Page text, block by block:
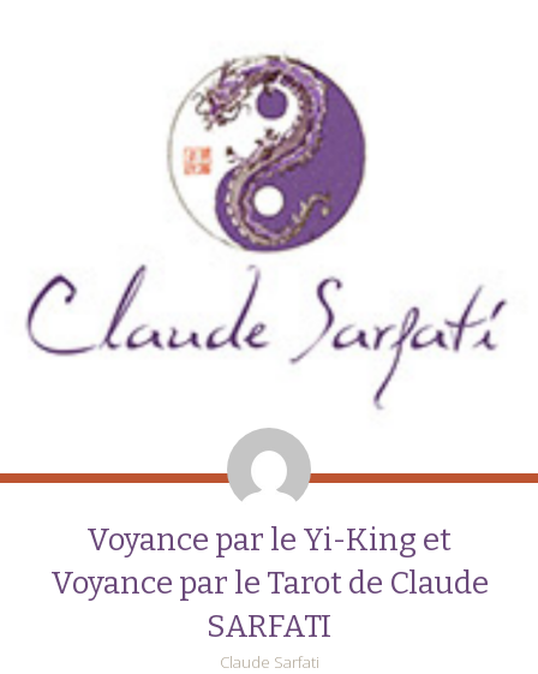
Voyance par le Yi-King et
Voyance par le Tarot de Claude
SARFATI
Claude Sarfati